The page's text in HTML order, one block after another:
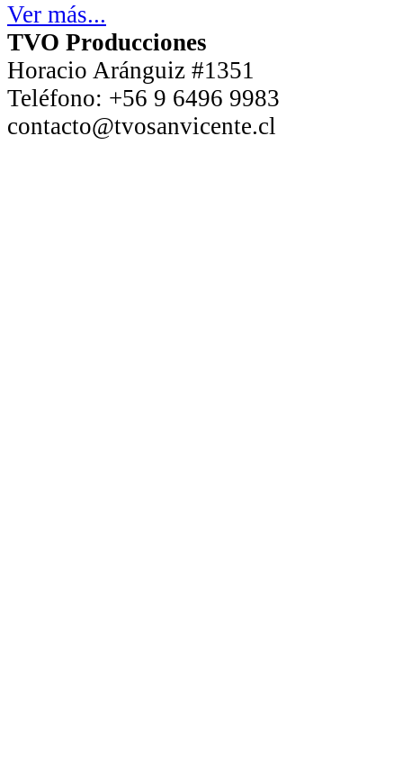
Ver más...
TVO Producciones
Horacio Aránguiz #1351
Teléfono: +56 9 6496 9983
contacto@tvosanvicente.cl